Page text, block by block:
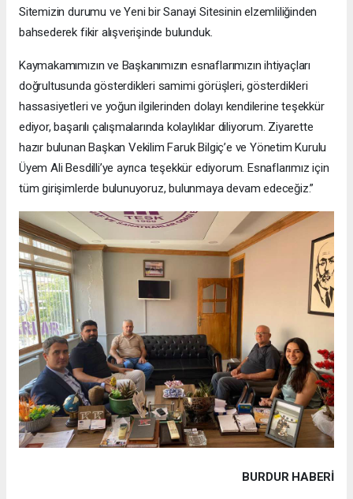
Sitemizin durumu ve Yeni bir Sanayi Sitesinin elzemliliğinden
bahsederek fikir alışverişinde bulunduk.
Kaymakamımızın ve Başkanımızın esnaflarımızın ihtiyaçları
doğrultusunda gösterdikleri samimi görüşleri, gösterdikleri
hassasiyetleri ve yoğun ilgilerinden dolayı kendilerine teşekkür
ediyor, başarılı çalışmalarında kolaylıklar diliyorum. Ziyarette
hazır bulunan Başkan Vekilim Faruk Bilgiç’e ve Yönetim Kurulu
Üyem Ali Besdilli’ye ayrıca teşekkür ediyorum. Esnaflarımız için
tüm girişimlerde bulunuyoruz, bulunmaya devam edeceğiz.”
BURDUR HABERİ